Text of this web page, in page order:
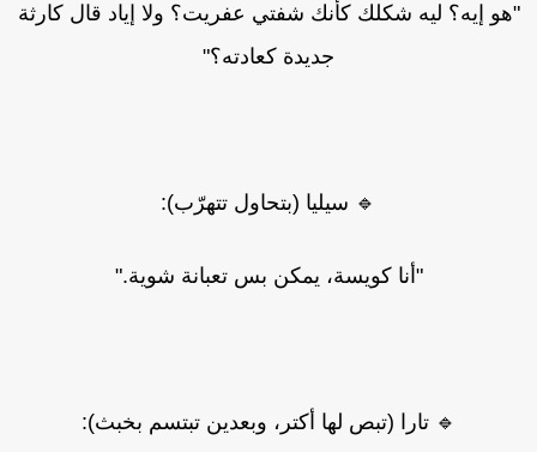
إيه؟ ليه شكلك كأنك شفتي عفريت؟ ولا إياد قال كارثة
جديدة كعادته؟"
🔹 سيليا (بتحاول تتهرّب):
"أنا كويسة، يمكن بس تعبانة شوية."
🔹 تارا (تبص لها أكتر، وبعدين تبتسم بخبث):